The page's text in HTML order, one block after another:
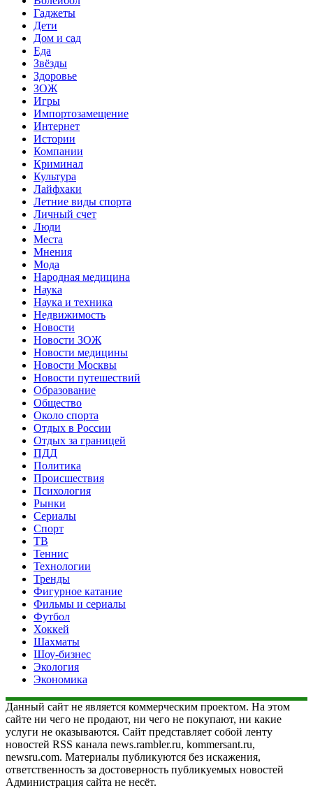
Гаджеты
Дети
Дом и сад
Еда
Звёзды
Здоровье
ЗОЖ
Игры
Импортозамещение
Интернет
Истории
Компании
Криминал
Культура
Лайфхаки
Летние виды спорта
Личный счет
Люди
Места
Мнения
Мода
Народная медицина
Наука
Наука и техника
Недвижимость
Новости
Новости ЗОЖ
Новости медицины
Новости Москвы
Новости путешествий
Образование
Общество
Около спорта
Отдых в России
Отдых за границей
ПДД
Политика
Происшествия
Психология
Рынки
Сериалы
Спорт
ТВ
Теннис
Технологии
Тренды
Фигурное катание
Фильмы и сериалы
Футбол
Хоккей
Шахматы
Шоу-бизнес
Экология
Экономика
Данный сайт не является коммерческим проектом. На этом
сайте ни чего не продают, ни чего не покупают, ни какие
услуги не оказываются. Сайт представляет собой ленту
новостей RSS канала news.rambler.ru, kommersant.ru,
newsru.com. Материалы публикуются без искажения,
ответственность за достоверность публикуемых новостей
Администрация сайта не несёт.